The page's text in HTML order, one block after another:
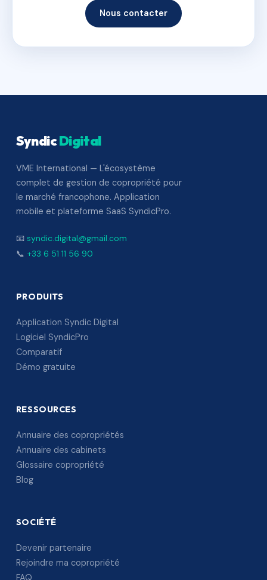
Nous contacter
SyndicDigital
VME International — L'écosystème
complet de gestion de copropriété pour
le marché francophone. Application
mobile et plateforme SaaS SyndicPro.
📧 syndic.digital@gmail.com
📞 +33 6 51 11 56 90
PRODUITS
Application Syndic Digital
Logiciel SyndicPro
Comparatif
Démo gratuite
RESSOURCES
Annuaire des copropriétés
Annuaire des cabinets
Glossaire copropriété
Blog
SOCIÉTÉ
Devenir partenaire
Rejoindre ma copropriété
FAQ